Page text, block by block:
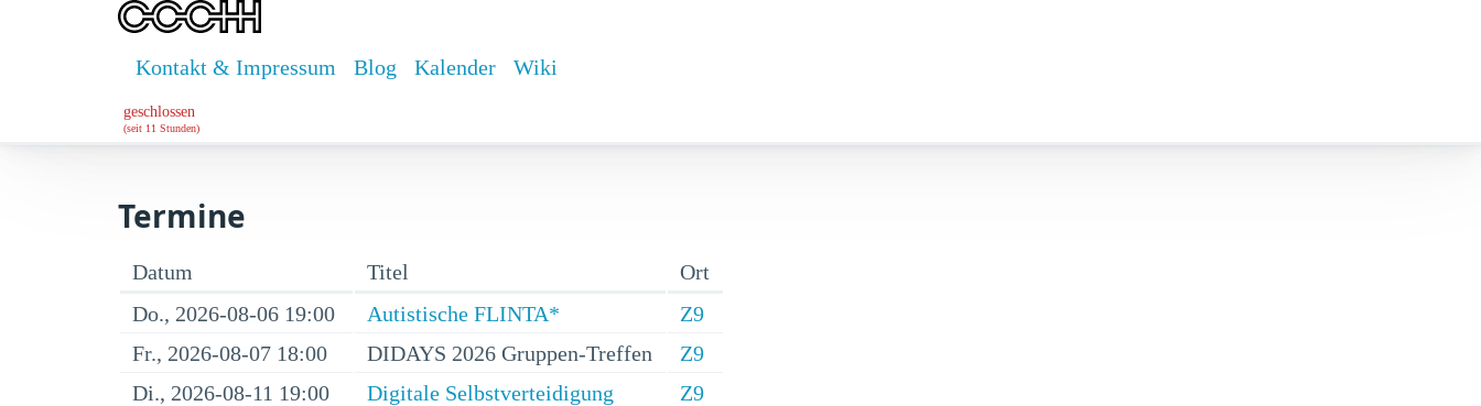
Kontakt & Impressum Blog Kalender Wiki
geschlossen
(seit 11 Stunden)
Termine
Datum Titel
Ort
Do., 2026-08-06 19:00
Autistische FLINTA*
Z9
Fr., 2026-08-07 18:00
DIDAYS 2026 Gruppen-Treffen
Z9
Di., 2026-08-11 19:00
Digitale Selbstverteidigung
Z9